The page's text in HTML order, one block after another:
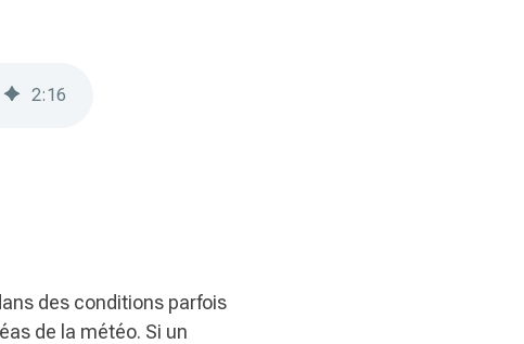
2:16
des conditions parfois
de la météo. Si un